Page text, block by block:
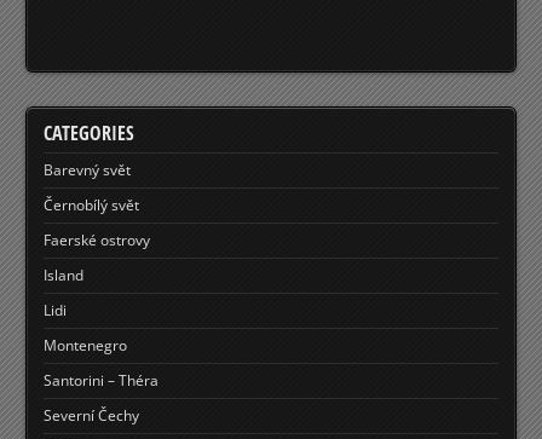
CATEGORIES
Barevný svět
Černobílý svět
Faerské ostrovy
Island
Lidi
Montenegro
Santorini – Théra
Severní Čechy